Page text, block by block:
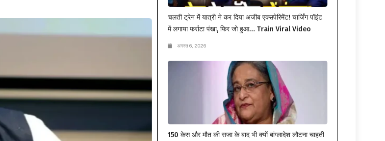
चलती ट्रेन में यात्री ने कर दिया अजीब एक्सपेरिमेंट! चार्जिंग पॉइंट
में लगाया फर्राटा पंखा, फिर जो हुआ… Train Viral Video
अगस्त 6, 2026
150 केस और मौत की सजा के बाद भी क्यों बांग्लादेश लौटना चाहती